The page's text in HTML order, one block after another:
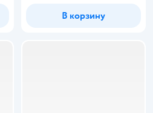
В корзину